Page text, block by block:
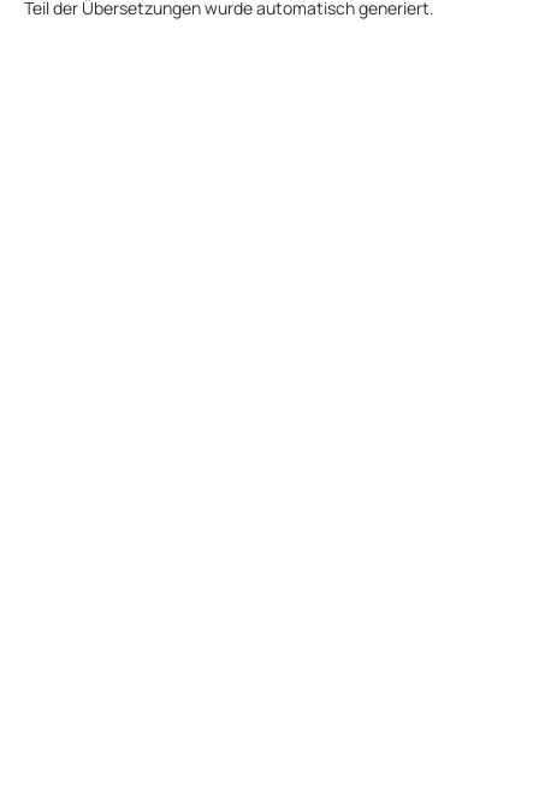
Teil der Übersetzungen wurde automatisch generiert.